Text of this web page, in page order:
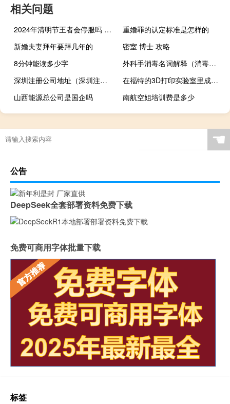
相关问题
2024年清明节王者会停服吗 2024年清明节不能扫墓吗
重婚罪的认定标准是怎样的
新婚夫妻拜年要拜几年的
密室 博士 攻略
8分钟能读多少字
外科手消毒名词解释（消毒名词解释）
深圳注册公司地址（深圳注册公司地址）
在福特的3D打印实验室里成千上万的零部件在这里生产
山西能源总公司是国企吗
南航空姐培训费是多少
☚
公告
DeepSeek全套部署资料免费下载
免费可商用字体批量下载
标签